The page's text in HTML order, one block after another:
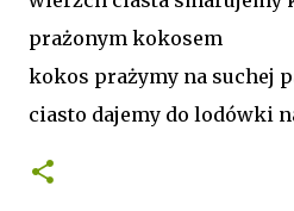
prażonym kokosem
kokos prażymy na suchej
ciasto dajemy do lodówki